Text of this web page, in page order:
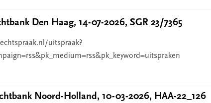
Den Haag, 14-07-2026, SGR 23/7365
uitspraak?
Noord-Holland, 10-03-2026, HAA-22_126